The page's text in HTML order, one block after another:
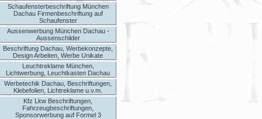
Schaufensterbeschriftung München
Dachau Firmenbeschriftung auf
Schaufenster
Aussenwerbung München Dachau -
Aussenschilder
Beschriftung Dachau, Werbekonzepte,
Design Arbeiten, Werbe Unikate
Leuchtreklame München,
Lichtwerbung, Leuchtkasten Dachau
Werbetechik Dachau, Beschriftungen,
Klebefolien, Lichtreklame u.v.m.
Kfz Lkw Beschriftungen,
Fahrzeugbeschriftungen,
Sponsorwerbung auf Formel 3